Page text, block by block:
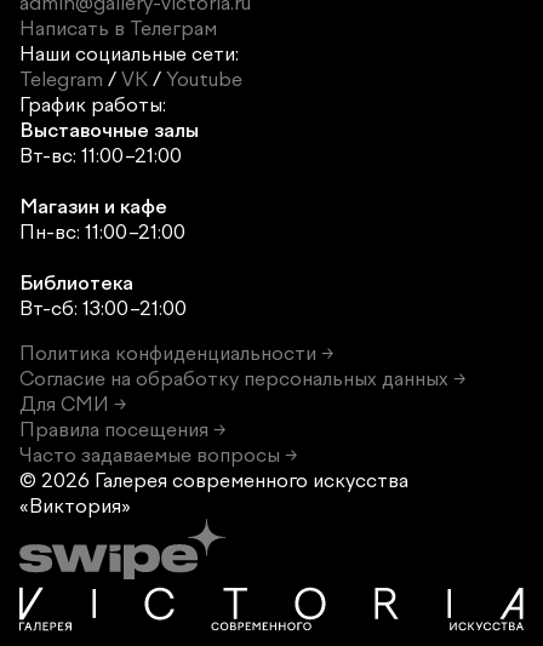
Написать в Телеграм
Наши социальные сети:
Telegram / VK / Youtube
График работы:
Выставочные залы
Вт-вс: 11:00–21:00
Магазин и кафе
Пн-вс: 11:00–21:00
Библиотека
Вт-сб: 13:00–21:00
Политика конфиденциальности →
Согласие на обработку персональных данных →
Для СМИ →
Правила посещения →
Часто задаваемые вопросы →
© 2026 Галерея современного искусства
«Виктория»